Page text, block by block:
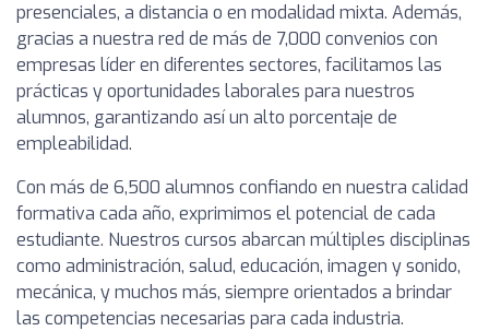
presenciales, a distancia o en modalidad mixta. Además,
gracias a nuestra red de más de 7,000 convenios con
empresas líder en diferentes sectores, facilitamos las
prácticas y oportunidades laborales para nuestros
alumnos, garantizando así un alto porcentaje de
empleabilidad.
Con más de 6,500 alumnos confiando en nuestra calidad
formativa cada año, exprimimos el potencial de cada
estudiante. Nuestros cursos abarcan múltiples disciplinas
como administración, salud, educación, imagen y sonido,
mecánica, y muchos más, siempre orientados a brindar
las competencias necesarias para cada industria.